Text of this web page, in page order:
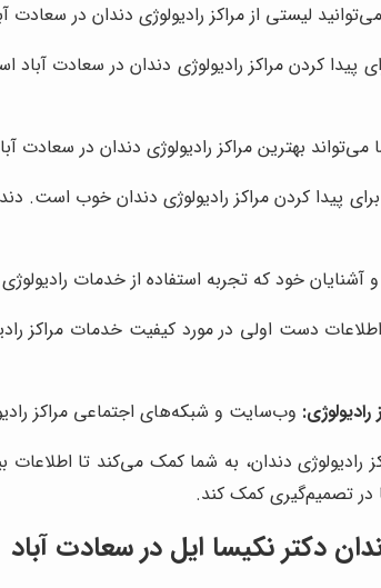
لیستی از مراکز رادیولوژی دندان در سعادت
کردن مراکز رادیولوژی دندان در سعادت
بهترین مراکز رادیولوژی دندان در سعادت
پیدا کردن مراکز رادیولوژی دندان خوب است.
آشنایان خود که تجربه استفاده از خدمات
دست اولی در مورد کیفیت خدمات مراکز
وب‌سایت و شبکه‌های اجتماعی مراکز
دندان، به شما کمک می‌کند تا
در تصمیم‌گیری کمک کند.
دکتر نکیسا ایل در سعادت آباد